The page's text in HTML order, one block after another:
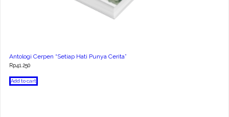
Antologi Cerpen “Setiap Hati Punya Cerita”
Rp41.250
Add to cart